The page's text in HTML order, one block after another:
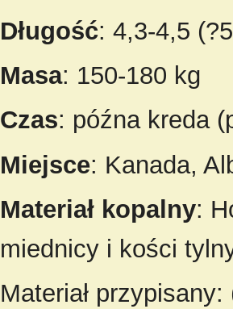
Długość: 4,3-4,5
Masa: 150-180 kg
Czas: późna kreda
Miejsce: Kanada,
Materiał kopalny:
miednicy i kości
Materiał